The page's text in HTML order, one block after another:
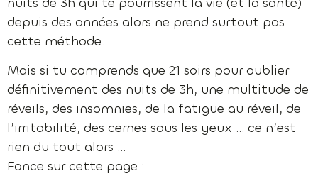
depuis des années alors ne prend surtout pas
cette méthode.
Mais si tu comprends que 21 soirs pour oublier
définitivement des nuits de 3h, une multitude de
réveils, des insomnies, de la fatigue au réveil, de
l’irritabilité, des cernes sous les yeux … ce n’est
rien du tout alors …
Fonce sur cette page :